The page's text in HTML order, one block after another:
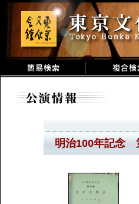
明治100年記念